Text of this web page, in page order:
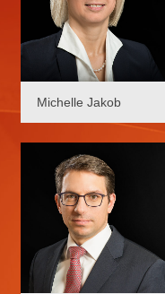
Michelle Jakob